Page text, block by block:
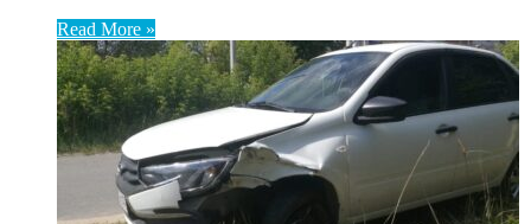
Read More »